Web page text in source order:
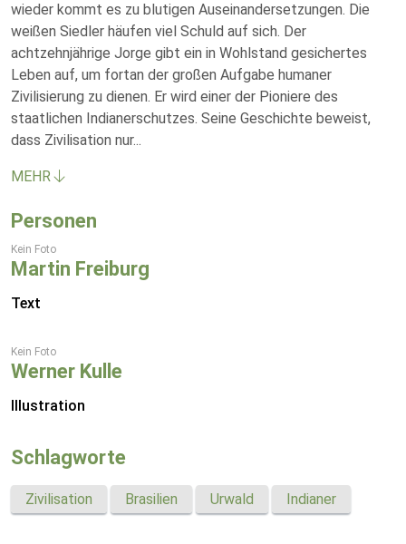
wieder kommt es zu blutigen Auseinandersetzungen. Die
weißen Siedler häufen viel Schuld auf sich. Der
achtzehnjährige Jorge gibt ein in Wohlstand gesichertes
Leben auf, um fortan der großen Aufgabe humaner
Zivilisierung zu dienen. Er wird einer der Pioniere des
staatlichen Indianerschutzes. Seine Geschichte beweist,
dass Zivilisation nur...
MEHR
Personen
Kein Foto
Martin Freiburg
Text
Kein Foto
Werner Kulle
Illustration
Schlagworte
Zivilisation Brasilien Urwald Indianer